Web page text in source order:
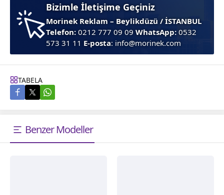
Bizimle İletişime Geçiniz
Morinek Reklam – Beylikdüzü / İSTANBUL
Telefon: 0212 777 09 09WhatsApp: 0532
573 31 11 E-posta: info@morinek.com
TABELA
Benzer Modeller